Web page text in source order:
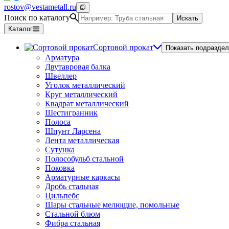
rostov@vestametall.ru
Поиск по каталогу
Искать
Каталог
Сортовой прокат Показать
Арматура
Двутавровая балка
Швеллер
Уголок металлический
Круг металлический
Квадрат металлический
Шестигранник
Полоса
Шпунт Ларсена
Лента металлическая
Сутунка
Полособульб стальной
Поковка
Арматурные каркасы
Дробь стальная
Цильпебс
Шары стальные мелющие, помольные
Стальной блюм
Фибра стальная